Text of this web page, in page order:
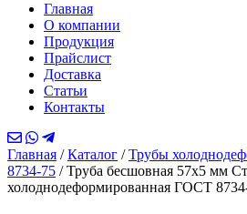
Главная
О компании
Продукция
Прайслист
Доставка
Статьи
Контакты
Главная /Каталог /Трубы
8734-75 /Труба бесшовная 57х5 мм
холоднодеформированная ГОСТ